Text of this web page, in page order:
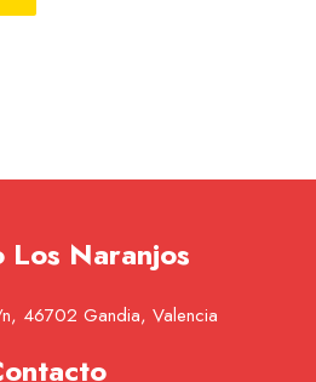
Los Naranjos
46702 Gandia, Valencia